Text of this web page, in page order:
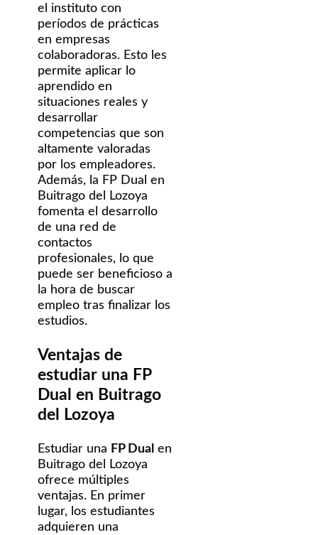
el instituto con
períodos de prácticas
en empresas
colaboradoras. Esto les
permite aplicar lo
aprendido en
situaciones reales y
desarrollar
competencias que son
altamente valoradas
por los empleadores.
Además, la FP Dual en
Buitrago del Lozoya
fomenta el desarrollo
de una red de
contactos
profesionales, lo que
puede ser beneficioso a
la hora de buscar
empleo tras finalizar los
estudios.
Ventajas de
estudiar una FP
Dual en Buitrago
del Lozoya
Estudiar una FP Dual en
Buitrago del Lozoya
ofrece múltiples
ventajas. En primer
lugar, los estudiantes
adquieren una